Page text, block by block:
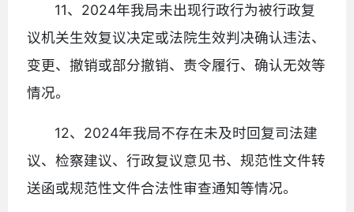
11、2024年我局未出现行政行为被行政复
议机关生效复议决定或法院生效判决确认违法、
变更、撤销或部分撤销、责令履行、确认无效等
情况。
12、2024年我局不存在未及时回复司法建
议、检察建议、行政复议意见书、规范性文件转
送函或规范性文件合法性审查通知等情况。